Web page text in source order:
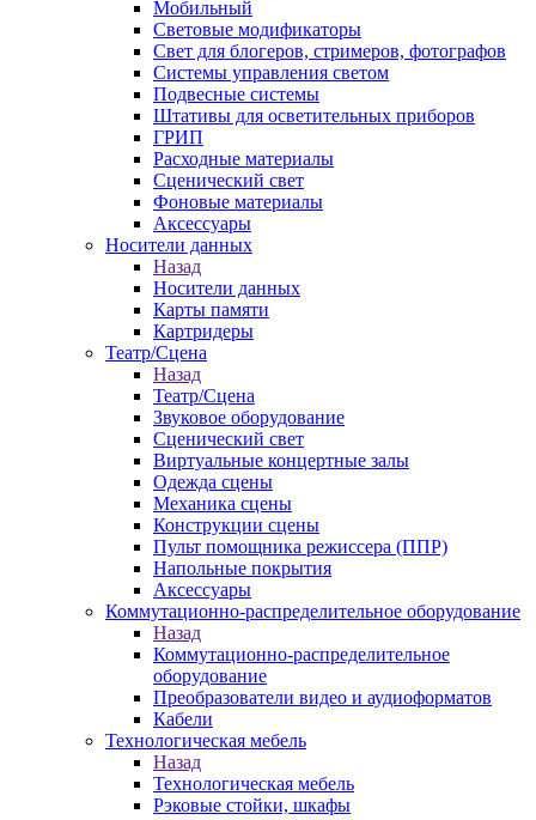
Мобильный
Световые модификаторы
Свет для блогеров, стримеров, фотографов
Системы управления светом
Подвесные системы
Штативы для осветительных приборов
ГРИП
Расходные материалы
Сценический свет
Фоновые материалы
Аксессуары
Носители данных
Назад
Носители данных
Карты памяти
Картридеры
Театр/Сцена
Назад
Театр/Сцена
Звуковое оборудование
Сценический свет
Виртуальные концертные залы
Одежда сцены
Механика сцены
Конструкции сцены
Пульт помощника режиссера (ППР)
Напольные покрытия
Аксессуары
Коммутационно-распределительное оборудование
Назад
Коммутационно-распределительное
оборудование
Преобразователи видео и аудиоформатов
Кабели
Технологическая мебель
Назад
Технологическая мебель
Рэковые стойки, шкафы